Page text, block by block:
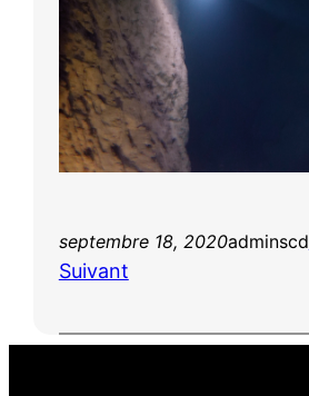
septembre 18, 2020adminscd
Suivant